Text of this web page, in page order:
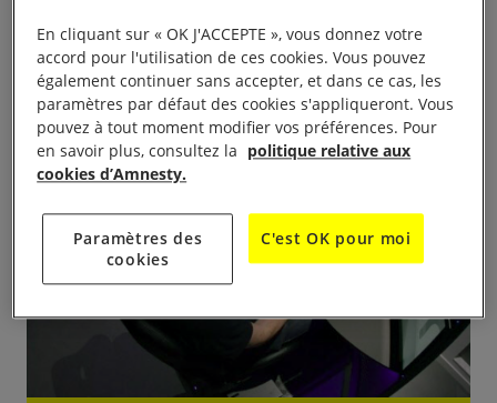
En cliquant sur « OK J'ACCEPTE », vous donnez votre
accord pour l'utilisation de ces cookies. Vous pouvez
également continuer sans accepter, et dans ce cas, les
paramètres par défaut des cookies s'appliqueront. Vous
pouvez à tout moment modifier vos préférences. Pour
en savoir plus, consultez la politique relative aux
cookies d’Amnesty.
Paramètres des
cookies
C'est OK pour moi